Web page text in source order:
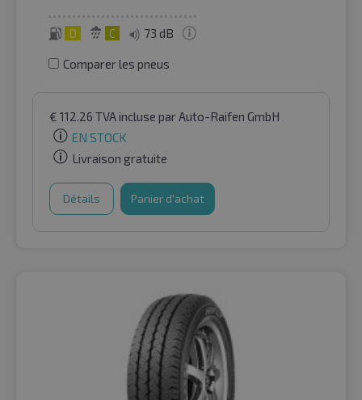
D C 73 dB
Comparer les pneus
€ 112.26 TVA incluse par Auto-Raifen GmbH
EN STOCK
Livraison gratuite
Détails Panier d'achat